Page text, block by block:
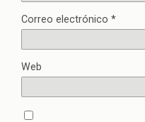
Correo electrónico *
Web